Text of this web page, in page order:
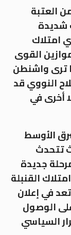
العتبة
شديدة
امتلاك
القوى
ترى واشنطن
النووي قد
أخرى في
الأوسط
تتحدث
جديدة
القنبلة
في إعلان
الوصول
السياسي